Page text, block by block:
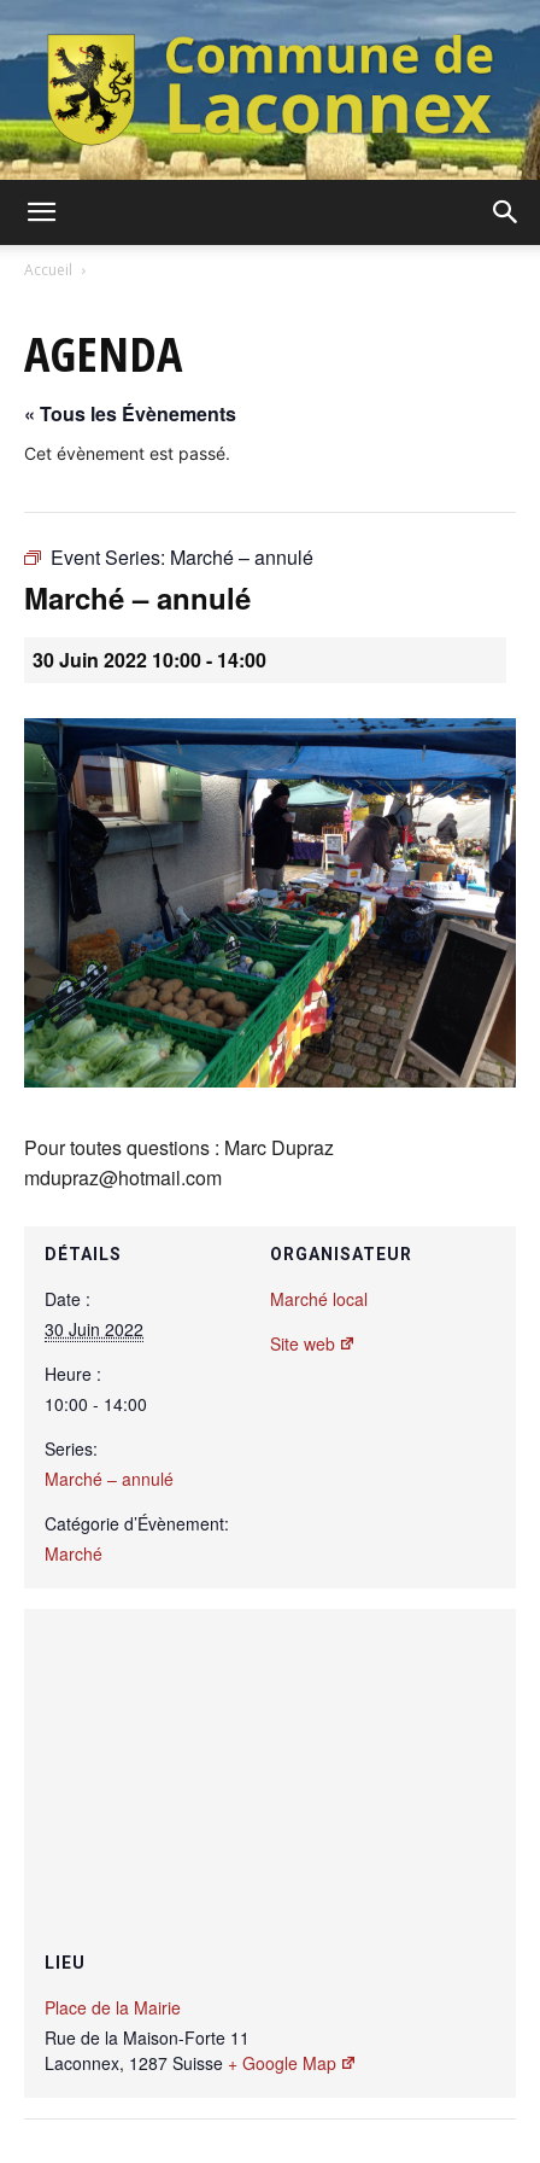
Laconnex
Canton
Accueil
AGENDA
« Tous les Évènements
Cet évènement est passé.
Event Series: Marché – annulé
Marché – annulé
30 Juin 2022 10:00- 14:00
Pour toutes questions : Marc Dupraz
mdupraz@hotmail.com
DÉTAILS
Date :
30 Juin 2022
Heure :
10:00 - 14:00
Series:
Marché – annulé
Catégorie d’Évènement:
Marché
ORGANISATEUR
Marché local
Site web
LIEU
Place de la Mairie
Rue de la Maison-Forte 11
Laconnex, 1287 Suisse + Google Map